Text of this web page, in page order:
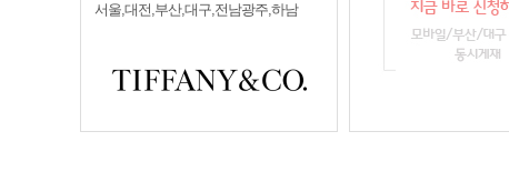
서울,대전,부산,대구,전남광주,하남